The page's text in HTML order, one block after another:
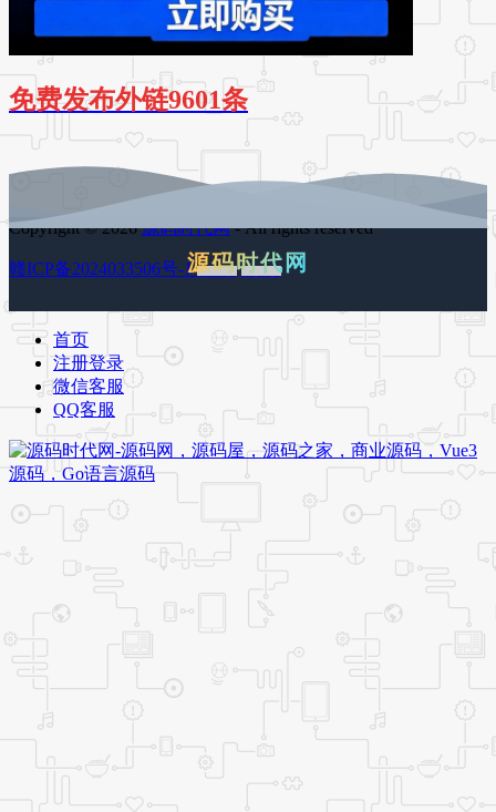
免费发布外链9601条
Copyright © 2026源码时代网- All rights reserved
赣ICP备2024033506号-1百度地图 谷歌地图
源码时代网
首页
注册登录
微信客服
QQ客服